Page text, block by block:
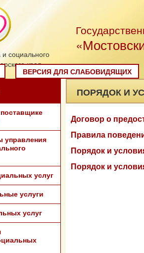
социального
края
ВЕРСИЯ ДЛЯ СЛАБОВИДЯЩИХ
управления
услуг
услуги
услуг
ПОРЯДОК И
Договор о
Правила
Порядок и
Порядок и